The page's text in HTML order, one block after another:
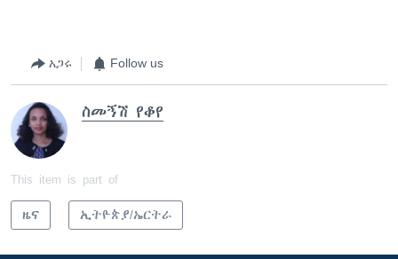
አጋሩ Follow us
ስመኝሽ የቆየ
This item is part of
ዜና ኢትዮጵያ/ኤርትራ